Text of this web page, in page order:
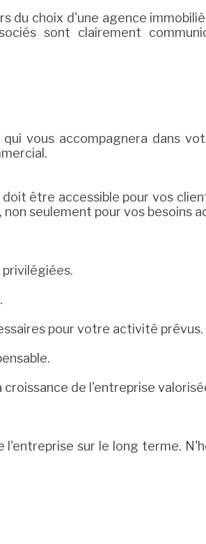
du choix d'une agence
sont clairement
vous accompagnera dans
être accessible pour vos
seulement pour vos besoins
pour votre activité prévus.
croissance de l'entreprise
sur le long terme.